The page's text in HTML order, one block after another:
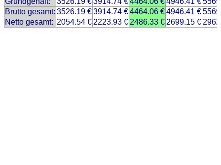
Brutto gesamt: 3526.19 €3914.74 €4464.06 €4946.41 €
Netto gesamt: 2054.54 € 2223.93 € 2486.33 € 2699.15 €